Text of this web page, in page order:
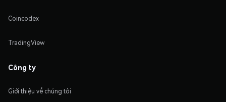
Coincodex
TradingView
Công ty
Giới thiệu về chúng tôi